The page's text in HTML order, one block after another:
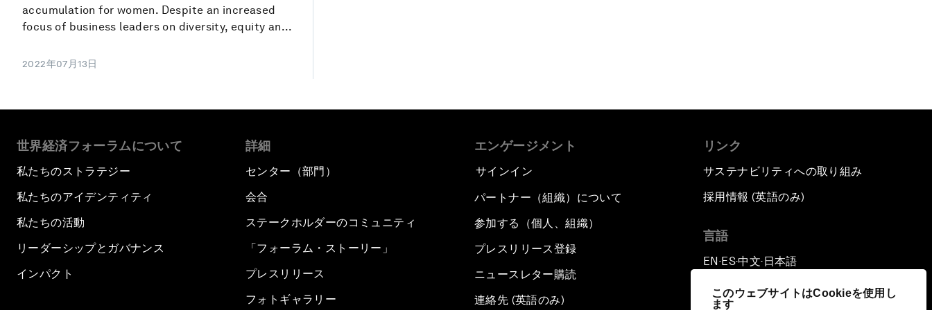
このウェブサイトはCookieを使用し
ます
accumulation for women. Despite an increased
focus of business leaders on diversity, equity an...
2022年07月13日
世界経済フォーラムについて
私たちのストラテジー
私たちのアイデンティティ
私たちの活動
リーダーシップとガバナンス
インパクト
詳細
センター（部門）
会合
ステークホルダーのコミュニティ
「フォーラム・ストーリー」
プレスリリース
フォトギャラリー
エンゲージメント
サインイン
パートナー（組織）について
参加する（個人、組織）
プレスリリース登録
ニュースレター購読
連絡先 (英語のみ)
リンク
サステナビリティへの取り組み
採用情報 (英語のみ)
言語
EN ▪ ES▪中文▪ 日本語